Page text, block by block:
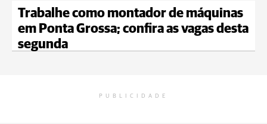
Trabalhe como montador de máquinas
em Ponta Grossa; confira as vagas desta
segunda
PUBLICIDADE